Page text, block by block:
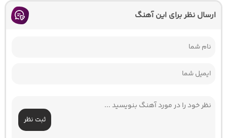
ارسال نظر برای این آهنگ
ثبت نظر